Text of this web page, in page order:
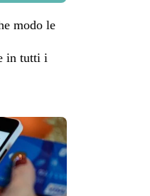
modo le
in tutti i